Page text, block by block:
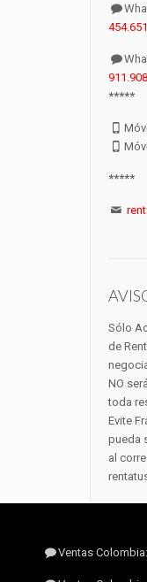
*****
*****
Sólo
de
NO
toda
Evite
pueda
al
Ventas